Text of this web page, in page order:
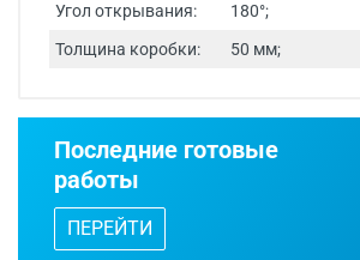
Угол открывания:
180°;
Толщина коробки:
50 мм;
Бесплатный выезд
Последние готовые
работы
ПЕРЕЙТИ